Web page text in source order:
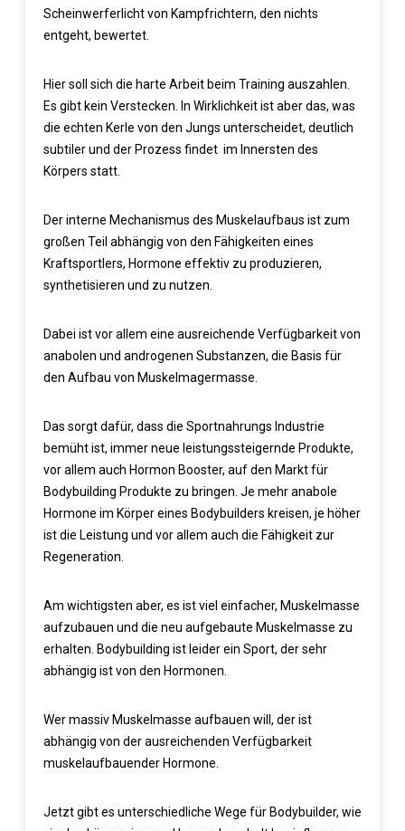
Scheinwerferlicht von Kampfrichtern, den nichts
entgeht, bewertet.
Hier soll sich die harte Arbeit beim Training auszahlen.
Es gibt kein Verstecken. In Wirklichkeit ist aber das, was
die echten Kerle von den Jungs unterscheidet, deutlich
subtiler und der Prozess findet im Innersten des
Körpers statt.
Der interne Mechanismus des Muskelaufbaus ist zum
großen Teil abhängig von den Fähigkeiten eines
Kraftsportlers, Hormone effektiv zu produzieren,
synthetisieren und zu nutzen.
Dabei ist vor allem eine ausreichende Verfügbarkeit von
anabolen und androgenen Substanzen, die Basis für
den Aufbau von Muskelmagermasse.
Das sorgt dafür, dass die Sportnahrungs Industrie
bemüht ist, immer neue leistungssteigernde Produkte,
vor allem auch Hormon Booster, auf den Markt für
Bodybuilding Produkte zu bringen. Je mehr anabole
Hormone im Körper eines Bodybuilders kreisen, je höher
ist die Leistung und vor allem auch die Fähigkeit zur
Regeneration.
Am wichtigsten aber, es ist viel einfacher, Muskelmasse
aufzubauen und die neu aufgebaute Muskelmasse zu
erhalten. Bodybuilding ist leider ein Sport, der sehr
abhängig ist von den Hormonen.
Wer massiv Muskelmasse aufbauen will, der ist
abhängig von der ausreichenden Verfügbarkeit
muskelaufbauender Hormone.
Jetzt gibt es unterschiedliche Wege für Bodybuilder, wie